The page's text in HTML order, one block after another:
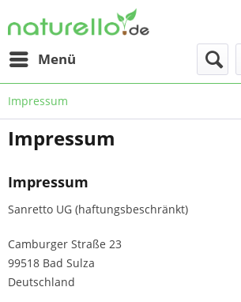
Menü
Impressum
Impressum
Impressum
Sanretto UG (haftungsbeschränkt)
Camburger Straße 23
99518 Bad Sulza
Deutschland